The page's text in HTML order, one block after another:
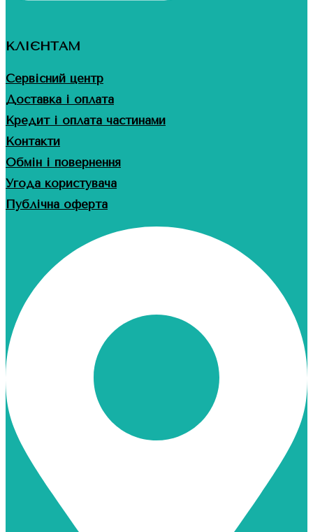
КЛІЄНТАМ
Сервісний центр
Доставка і оплата
Кредит і оплата частинами
Контакти
Обмін і повернення
Угода користувача
Публічна оферта